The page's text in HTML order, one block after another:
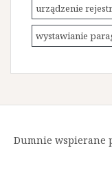
urządzenie
wystawianie
Dumnie wspierane